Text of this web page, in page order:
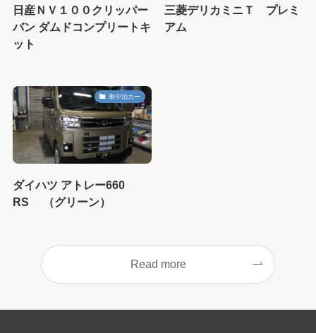
日産ＮＶ１００クリッパー
バン ダムドコンプリートキ
ット
三菱デリカミニＴ プレミ
アム
車中泊カー
ダイハツ アトレー660
RS （グリーン）
Read more